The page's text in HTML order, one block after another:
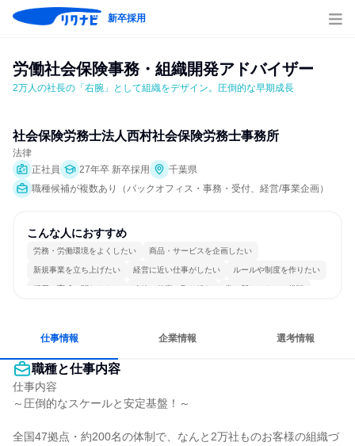
新卒採用
労働社会保険事務・組織開発アドバイザー
2万人の社長の「右腕」として組織をデザイン。圧倒的な早期成長
社会保険労務士法人西村社会保険労務士事務所
法律
正社員
27年卒 新卒採用
千葉県
職種候補が複数あり（バックオフィス・事務・受付、経営/事業企画）
こんな人におすすめ
労務・労働環境をよくしたい 商品・サービスを企画したい
新規事業を立ち上げたい 経営に近い仕事がしたい ルールや制度を作りたい
採用・育成に関わりたい 冷静に仕事に取り組む 常に新しいものに挑戦
仕事情報 企業情報 選考情報
職種と仕事内容
仕事内容
～圧倒的なスケールと安定基盤！～
全国47拠点・約200名の体制で、なんと2万社ものお客様の組織づ